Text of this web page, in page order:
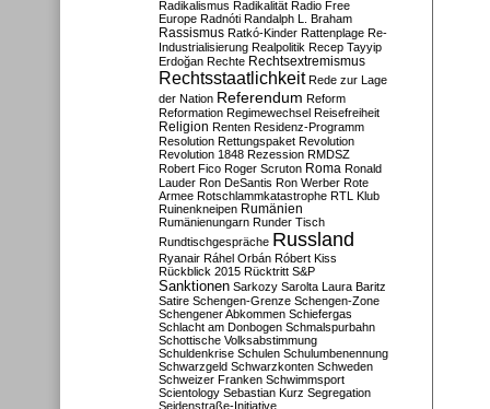
Radikalismus Radikalität Radio Free
Europe Radnóti Randalph L. Braham
Rassismus Ratkó-Kinder Rattenplage Re-
Industrialisierung Realpolitik Recep Tayyip
Erdoğan Rechte Rechtsextremismus
Rechtsstaatlichkeit Rede zur Lage
der Nation Referendum Reform
Reformation Regimewechsel Reisefreiheit
Religion Renten Residenz-Programm
Resolution Rettungspaket Revolution
Revolution 1848 Rezession RMDSZ
Robert Fico Roger Scruton Roma Ronald
Lauder Ron DeSantis Ron Werber Rote
Armee Rotschlammkatastrophe RTL Klub
Ruinenkneipen Rumänien
Rumänienungarn Runder Tisch
Rundtischgespräche Russland
Ryanair Ráhel Orbán Róbert Kiss
Rückblick 2015 Rücktritt S&P
Sanktionen Sarkozy Sarolta Laura Baritz
Satire Schengen-Grenze Schengen-Zone
Schengener Abkommen Schiefergas
Schlacht am Donbogen Schmalspurbahn
Schottische Volksabstimmung
Schuldenkrise Schulen Schulumbenennung
Schwarzgeld Schwarzkonten Schweden
Schweizer Franken Schwimmsport
Scientology Sebastian Kurz Segregation
Seidenstraße-Initiative